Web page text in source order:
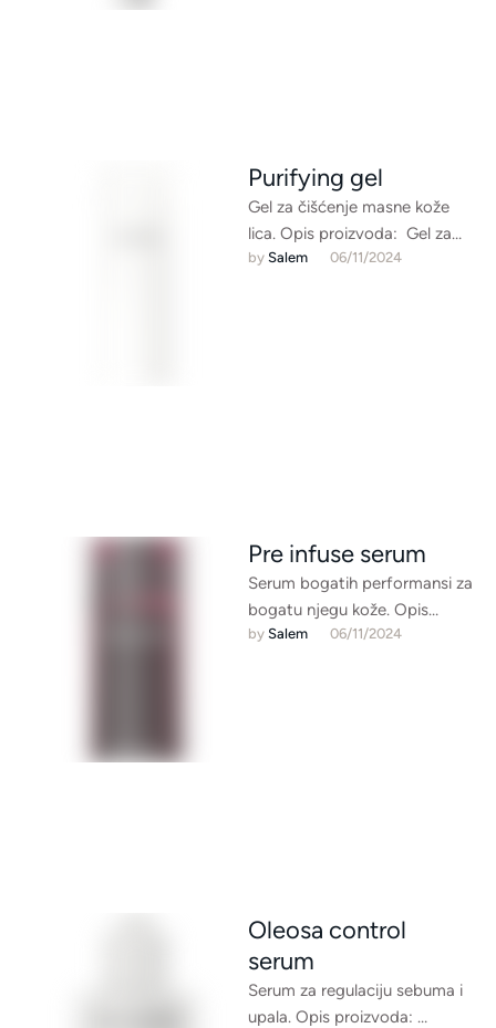
Purifying gel
Gel za čišćenje masne kože
lica. Opis proizvoda: Gel za
čišćenje i pročišćavanje pora
by Salem 06/11/2024
Pre infuse serum
Serum bogatih performansi za
bogatu njegu kože. Opis
proizvoda: Volumenski
by Salem 06/11/2024
Oleosa control
serum
Serum za regulaciju sebuma i
upala. Opis proizvoda: